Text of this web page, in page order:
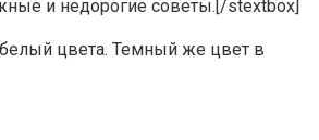
и недорогие советы.[/stextbox]
цвета. Темный же цвет в